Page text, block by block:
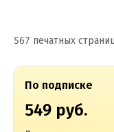
567 печатных
По подписке
549 руб.